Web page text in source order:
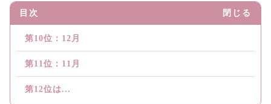
目次 閉じる
第10位：12月
第11位：11月
第12位は...